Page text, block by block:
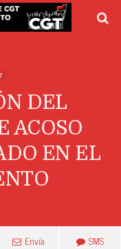
DEL
ACOSO
EN EL
Envía SMS